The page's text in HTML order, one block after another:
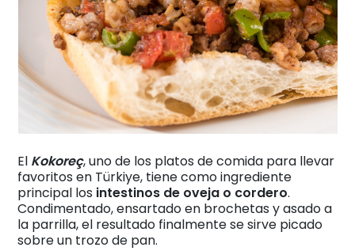
El Kokoreç, uno de los platos de comida para llevar
favoritos en Türkiye, tiene como ingrediente
principal los intestinos de oveja o cordero.
Condimentado, ensartado en brochetas y asado a
la parrilla, el resultado finalmente se sirve picado
sobre un trozo de pan.